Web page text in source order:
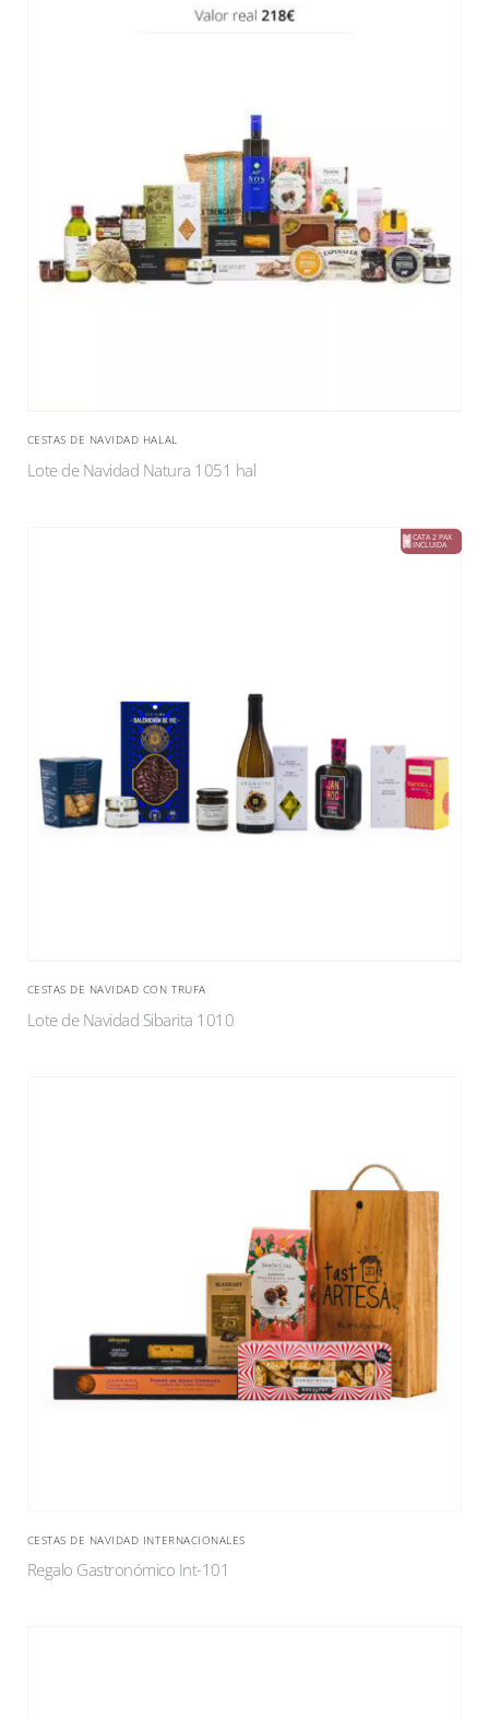
CESTAS DE NAVIDAD HALAL
Lote de Navidad Natura 1051 hal
CESTAS DE NAVIDAD CON TRUFA
Lote de Navidad Sibarita 1010
CESTAS DE NAVIDAD INTERNACIONALES
Regalo Gastronómico Int-101